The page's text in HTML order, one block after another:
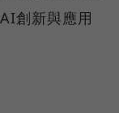
創新與應用